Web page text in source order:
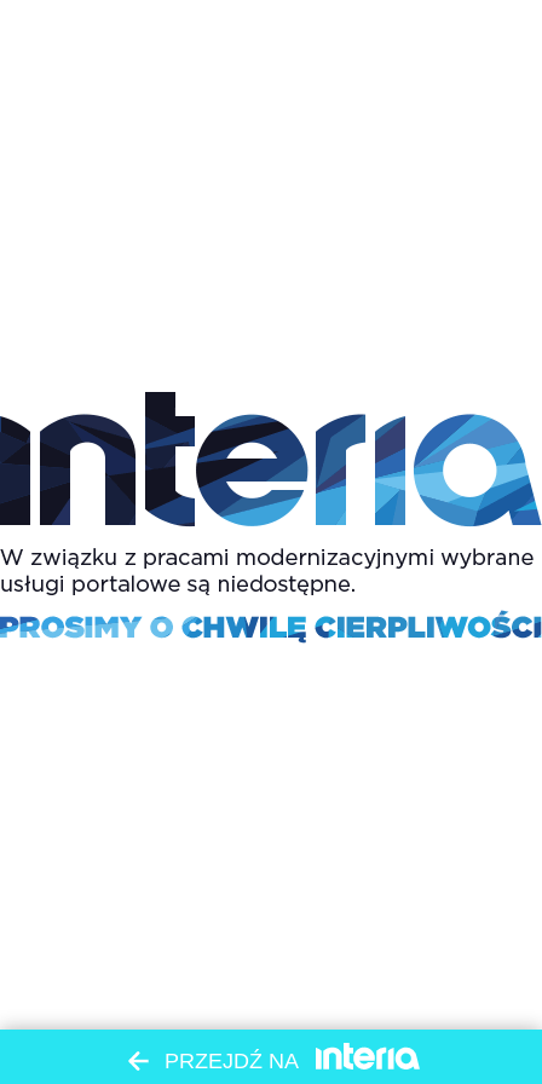
PRZEJDŹ NA